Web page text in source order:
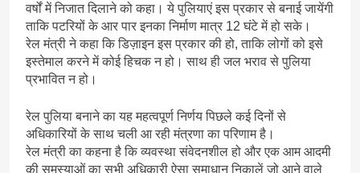
वर्षों में निजात दिलाने को कहा। ये पुलियाएं इस प्रकार से बनाई जायेंगी
ताकि पटरियों के आर पार इनका निर्माण मात्र 12 घंटे में हो सके।
रेल मंत्री ने कहा कि डिज़ाइन इस प्रकार की हो, ताकि लोगों को इसे
इस्तेमाल करने में कोई हिचक न हो। साथ ही जल भराव से पुलिया
प्रभावित न हो।
रेल पुलिया बनाने का यह महत्वपूर्ण निर्णय पिछले कई दिनों से
अधिकारियों के साथ चली आ रही मंत्रणा का परिणाम है।
रेल मंत्री का कहना है कि व्यवस्था संवेदनशील हो और एक आम आदमी
की समस्याओं का सभी अधिकारी ऐसा समाधान निकालें जो आने वाले